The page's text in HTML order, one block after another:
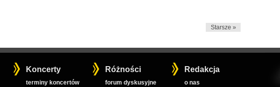
Starsze »
Koncerty
terminy koncertów
Różności
forum dyskusyjne
Redakcja
o nas